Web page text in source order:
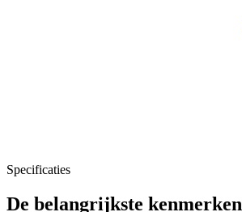
Specificaties
De belangrijkste kenmerken